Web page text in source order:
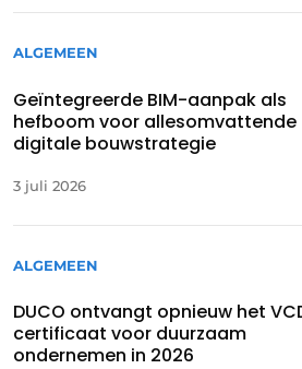
ALGEMEEN
Geïntegreerde BIM-aanpak als
hefboom voor allesomvattende
digitale bouwstrategie
3 juli 2026
ALGEMEEN
DUCO ontvangt opnieuw het
certificaat voor duurzaam
ondernemen in 2026